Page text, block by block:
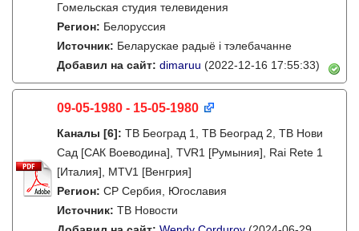
Гомельская студия телевидения
Регион: Белоруссия
Источник: Беларускае радыё і тэлебачанне
Добавил на сайт: dimaruu (2022-12-16 17:55:33)
09-05-1980 - 15-05-1980
Каналы [6]: ТВ Београд 1, ТВ Београд 2, ТВ Нови
Сад [САК Воеводина], TVR1 [Румыния], Rai Rete 1
[Италия], MTV1 [Венгрия]
Регион: СР Сербия, Югославия
Источник: ТВ Новости